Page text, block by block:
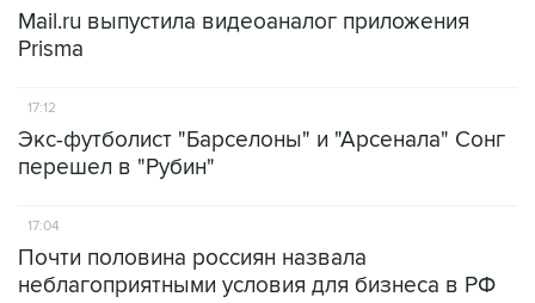
Mail.ru выпустила видеоаналог приложения
Prisma
17:12
Экс-футболист "Барселоны" и "Арсенала" Сонг
перешел в "Рубин"
17:04
Почти половина россиян назвала
неблагоприятными условия для бизнеса в РФ